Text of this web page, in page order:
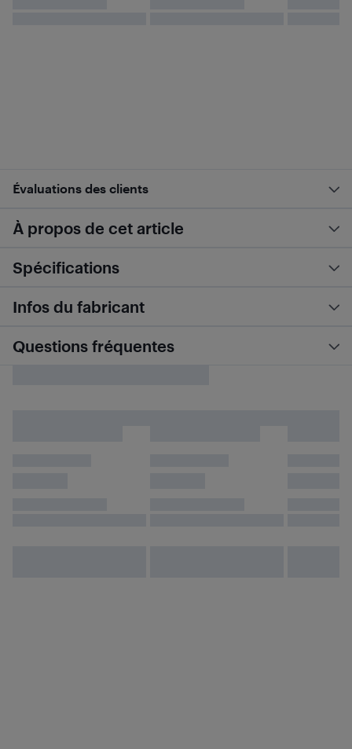
Évaluations des clients
À propos de cet article
Spécifications
Infos du fabricant
Questions fréquentes